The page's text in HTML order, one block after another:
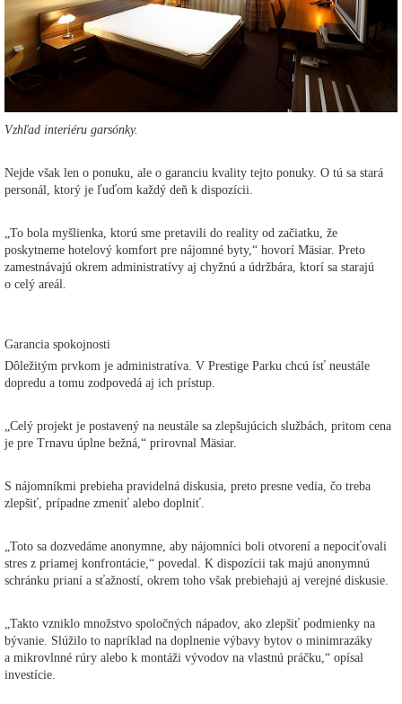
Vzhľad interiéru garsónky.
Nejde však len o ponuku, ale o garanciu kvality tejto ponuky. O tú sa stará
personál, ktorý je ľuďom každý deň k dispozícii.
„To bola myšlienka, ktorú sme pretavili do reality od začiatku, že
poskytneme hotelový komfort pre nájomné byty,“ hovorí Mäsiar. Preto
zamestnávajú okrem administratívy aj chyžnú a údržbára, ktorí sa starajú
o celý areál.
Garancia spokojnosti
Dôležitým prvkom je administratíva. V Prestige Parku chcú ísť neustále
dopredu a tomu zodpovedá aj ich prístup.
„Celý projekt je postavený na neustále sa zlepšujúcich službách, pritom cena
je pre Trnavu úplne bežná,“ prirovnal Mäsiar.
S nájomníkmi prebieha pravidelná diskusia, preto presne vedia, čo treba
zlepšiť, prípadne zmeniť alebo doplniť.
„Toto sa dozvedáme anonymne, aby nájomníci boli otvorení a nepociťovali
stres z priamej konfrontácie,“ povedal. K dispozícii tak majú anonymnú
schránku prianí a sťažností, okrem toho však prebiehajú aj verejné diskusie.
„Takto vzniklo množstvo spoločných nápadov, ako zlepšiť podmienky na
bývanie. Slúžilo to napríklad na doplnenie výbavy bytov o minimrazáky
a mikrovlnné rúry alebo k montáži vývodov na vlastnú práčku,“ opísal
investície.